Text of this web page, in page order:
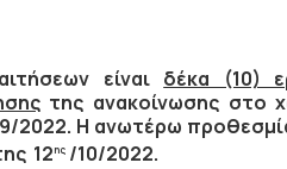
είναι δέκα (10)
της ανακοίνωσης στο
2022. Η ανωτέρω
12ης /10/2022.